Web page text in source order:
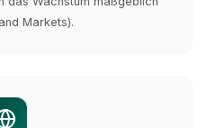
Markets).